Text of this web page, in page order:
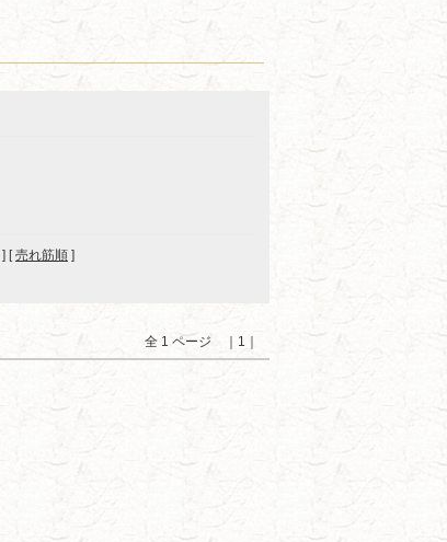
] [売れ筋順 ]
全 1 ページ ｜1｜